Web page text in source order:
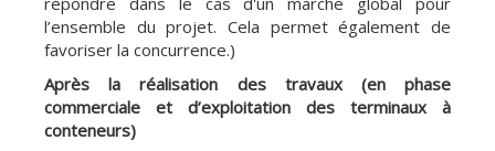
l’ensemble du projet. Cela permet également de
favoriser la concurrence.)
Après la réalisation des travaux (en phase
commerciale et d’exploitation des terminaux à
conteneurs)